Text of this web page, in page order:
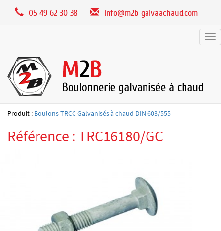
05 49 62 30 38 info@m2b-galvaachaud.com
Produit : Boulons TRCC Galvanisés à chaud DIN 603/555
Référence : TRC16180/GC